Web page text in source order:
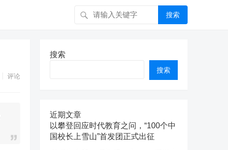
搜索
评论
搜索
搜索
近期文章
以攀登回应时代教育之问，“100个中
国校长上雪山”首发团正式出征